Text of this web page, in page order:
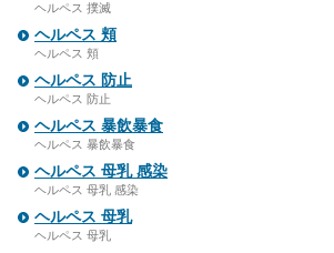
ヘルペス 撲滅
ヘルペス 頬
ヘルペス 頬
ヘルペス 防止
ヘルペス 防止
ヘルペス 暴飲暴食
ヘルペス 暴飲暴食
ヘルペス 母乳 感染
ヘルペス 母乳 感染
ヘルペス 母乳
ヘルペス 母乳